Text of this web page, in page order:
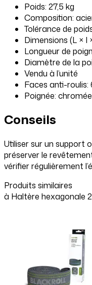
Poids: 27,5 kg
Composition:
Tolérance de
Dimensions (L × l
Longueur de
Diamètre de la
Vendu à l’unité
Faces anti-
Poignée:
Conseils
Utiliser sur un support
préserver le
vérifier régulièrement
Produits similaires
à Haltère hexagonale